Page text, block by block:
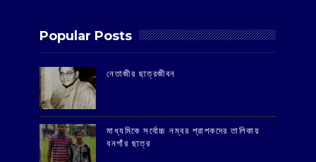
Popular Posts
‌নেতাজীর ছাত্রজীবন
মাধ্যমিকে সর্বোচ্চ নম্বর প্রাপকদের তালিকায়
বনগাঁর ছাত্র